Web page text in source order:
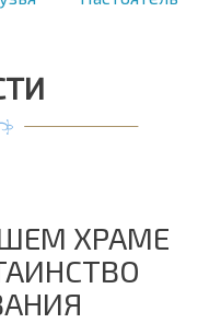
ХРАМЕ